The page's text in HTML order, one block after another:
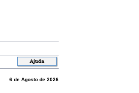
6 de Agosto de 2026